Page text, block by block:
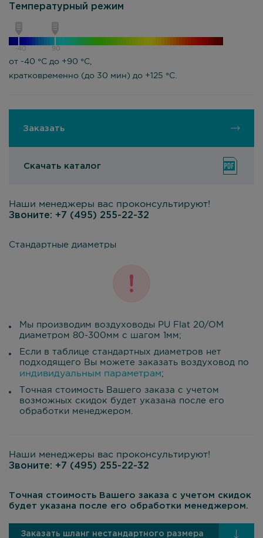
Температурный режим
-40 90
от -40 °С до +90 °С,
кратковременно (до 30 мин) до +125 °С.
Заказать
Скачать каталог
Наши менеджеры вас проконсультируют!
Звоните: +7 (495) 255-22-32
Стандартные диаметры
Мы производим воздуховоды PU Flat 20/OM
диаметром 80-300мм с шагом 1мм;
Если в таблице стандартных диаметров нет
подходящего Вы можете заказать воздуховод по
индивидуальным параметрам;
Точная стоимость Вашего заказа с учетом
возможных скидок будет указана после его
обработки менеджером.
Наши менеджеры вас проконсультируют!
Звоните: +7 (495) 255-22-32
Точная стоимость Вашего заказа с учетом скидок
будет указана после его обработки менеджером.
Заказать шланг нестандартного размера